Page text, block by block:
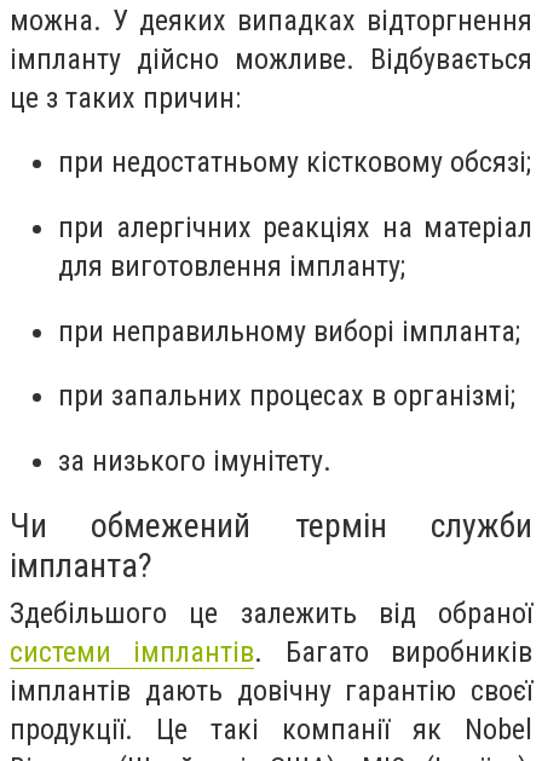
можна. У деяких випадках відторгнення
імпланту дійсно можливе. Відбувається
це з таких причин:
при недостатньому кістковому обсязі;
при алергічних реакціях на матеріал
для виготовлення імпланту;
при неправильному виборі імпланта;
при запальних процесах в організмі;
за низького імунітету.
Чи обмежений термін служби
імпланта?
Здебільшого це залежить від обраної
системи імплантів. Багато виробників
імплантів дають довічну гарантію своєї
продукції. Це такі компанії як Nobel